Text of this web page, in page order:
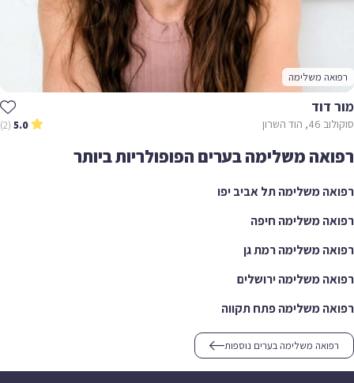
רפואה משלימה
מור דוד
סוקולוב 46, הוד השרון 5.0
(2)
רפואה משלימה בערים הפופולריות ביותר
רפואה משלימה תל אביב יפו
רפואה משלימה חיפה
רפואה משלימה רמת גן
רפואה משלימה ירושלים
רפואה משלימה פתח תקווה
רפואה משלימה בערים נוספות